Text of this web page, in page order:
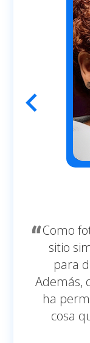
Como
sitio
para
Además,
ha
cosa
chevron_left